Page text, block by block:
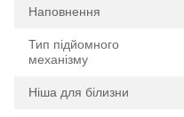
Наповнення
Тип підйомного
механізму
Ніша для білизни